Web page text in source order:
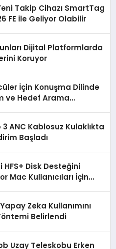
Takip Cihazı SmartTag
FE ile Geliyor Olabilir
Dijital Platformlarda
Koruyor
İçin Konuşma Dilinde
ve Hedef Arama
3 ANC Kablosuz Kulaklıkta
Başladı
HFS+ Disk Desteğini
Mac Kullanıcıları İçin
Zeka Kullanımını
Belirlendi
Uzay Teleskobu Erken